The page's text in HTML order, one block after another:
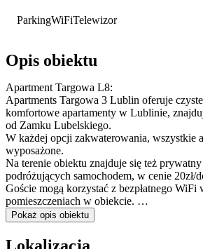
ParkingWiFiTelewizor
Opis obiektu
Apartment Targowa L8:
Apartments Targowa 3 Lublin oferuje
komfortowe apartamenty w Lublinie,
od Zamku Lubelskiego.
W każdej opcji zakwaterowania, wszystkie apartamenty są w pełni
wyposażone.
Na terenie obiektu znajduje się też
podróżujących samochodem, w cenie 20zł/
Goście mogą korzystać z bezpłatnego WiFi
pomieszczeniach w obiekcie.
W Apartment Targowa L8 do dyspozycji
hipoalergicznymi oraz biurkiem do pracy.
Pokaż opis obiektu